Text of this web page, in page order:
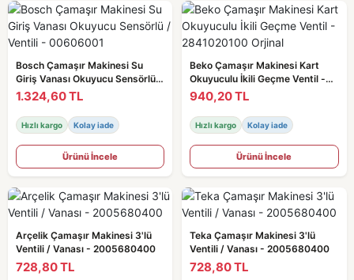
Bosch Çamaşır Makinesi Su
Giriş Vanası Okuyucu Sensörlü /
Ventili - 00606001
1.324,60 TL
Hızlı kargo Kolay iade
Ürünü İncele
Beko Çamaşır Makinesi Kart
Okuyuculu İkili Geçme Ventil -
2841020100 Orjinal
940,20 TL
Hızlı kargo Kolay iade
Ürünü İncele
Arçelik Çamaşır Makinesi 3'lü
Ventili / Vanası - 2005680400
728,80 TL
Teka Çamaşır Makinesi 3'lü
Ventili / Vanası - 2005680400
728,80 TL